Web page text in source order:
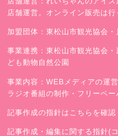
店舗運営。オンライン販売は
加盟団体：東松山市観光協会・
事業連携：東松山市観光協会
ども動物自然公園
事業内容：WEBメディアの運
ラジオ番組の制作・フリーペ
記事作成の指針はこちらを確認
記事作成・編集に関する指針(